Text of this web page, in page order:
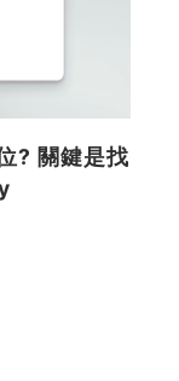
? 關鍵是找